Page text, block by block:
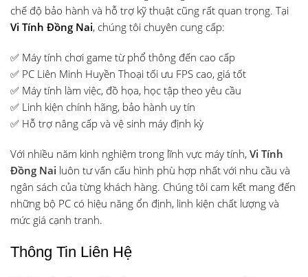
chế độ bảo hành và hỗ trợ kỹ thuật cũng rất quan trọng. Tại
Vi Tính Đồng Nai, chúng tôi chuyên cung cấp:
✅ Máy tính chơi game từ phổ thông đến cao cấp
✅ PC Liên Minh Huyền Thoại tối ưu FPS cao, giá tốt
✅ Máy tính làm việc, đồ họa, học tập theo yêu cầu
✅ Linh kiện chính hãng, bảo hành uy tín
✅ Hỗ trợ nâng cấp và vệ sinh máy định kỳ
Với nhiều năm kinh nghiệm trong lĩnh vực máy tính, Vi Tính
Đồng Nai luôn tư vấn cấu hình phù hợp nhất với nhu cầu và
ngân sách của từng khách hàng. Chúng tôi cam kết mang đến
những bộ PC có hiệu năng ổn định, linh kiện chất lượng và
mức giá cạnh tranh.
Thông Tin Liên Hệ